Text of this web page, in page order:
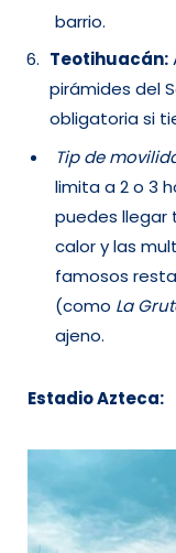
barrio.
Teotihuacán:
pirámides del
obligatoria si
Tip de
limita a 2 o 3
puedes llegar
calor y las
famosos
(como La
ajeno.
Estadio Azteca: